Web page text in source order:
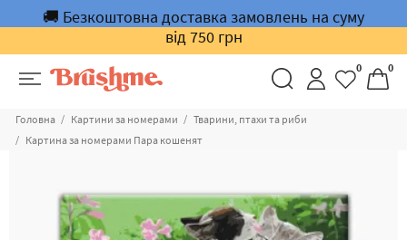
🚚 Безкоштовна доставка замовлень на суму
від 750 грн
0 0
Головна Картини за номерами
Тварини, птахи та риби
Картина за номерами Пара кошенят